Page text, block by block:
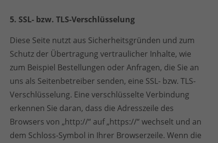
5. SSL- bzw. TLS-Verschlüsselung
Diese Seite nutzt aus Sicherheitsgründen und zum
Schutz der Übertragung vertraulicher Inhalte, wie
zum Beispiel Bestellungen oder Anfragen, die Sie an
uns als Seitenbetreiber senden, eine SSL- bzw. TLS-
Verschlüsselung. Eine verschlüsselte Verbindung
erkennen Sie daran, dass die Adresszeile des
Browsers von „http://“ auf „https://“ wechselt und an
dem Schloss-Symbol in Ihrer Browserzeile. Wenn die